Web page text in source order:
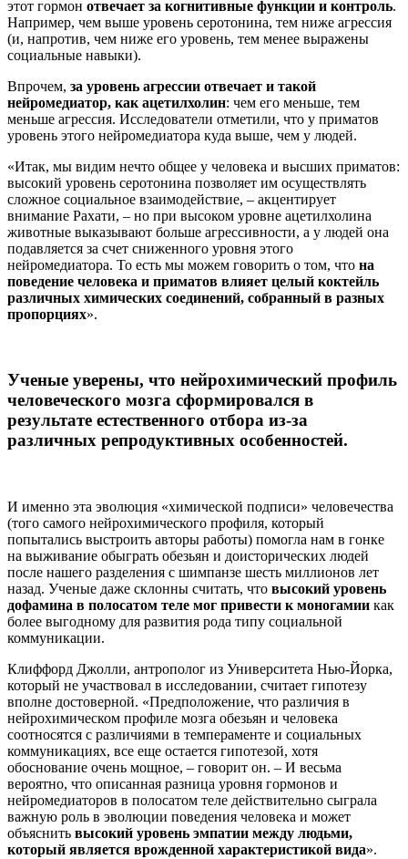
этот гормон отвечает за когнитивные функции и контроль.
Например, чем выше уровень серотонина, тем ниже агрессия
(и, напротив, чем ниже его уровень, тем менее выражены
социальные навыки).
Впрочем, за уровень агрессии отвечает и такой
нейромедиатор, как ацетилхолин: чем его меньше, тем
меньше агрессия. Исследователи отметили, что у приматов
уровень этого нейромедиатора куда выше, чем у людей.
«Итак, мы видим нечто общее у человека и высших приматов:
высокий уровень серотонина позволяет им осуществлять
сложное социальное взаимодействие, – акцентирует
внимание Рахати, – но при высоком уровне ацетилхолина
животные выказывают больше агрессивности, а у людей она
подавляется за счет сниженного уровня этого
нейромедиатора. То есть мы можем говорить о том, что на
поведение человека и приматов влияет целый коктейль
различных химических соединений, собранный в разных
пропорциях».
Ученые уверены, что нейрохимический профиль
человеческого мозга сформировался в
результате естественного отбора из-за
различных репродуктивных особенностей.
И именно эта эволюция «химической подписи» человечества
(того самого нейрохимического профиля, который
попытались выстроить авторы работы) помогла нам в гонке
на выживание обыграть обезьян и доисторических людей
после нашего разделения с шимпанзе шесть миллионов лет
назад. Ученые даже склонны считать, что высокий уровень
дофамина в полосатом теле мог привести к моногамии как
более выгодному для развития рода типу социальной
коммуникации.
Клиффорд Джолли, антрополог из Университета Нью-Йорка,
который не участвовал в исследовании, считает гипотезу
вполне достоверной. «Предположение, что различия в
нейрохимическом профиле мозга обезьян и человека
соотносятся с различиями в темпераменте и социальных
коммуникациях, все еще остается гипотезой, хотя
обоснование очень мощное, – говорит он. – И весьма
вероятно, что описанная разница уровня гормонов и
нейромедиаторов в полосатом теле действительно сыграла
важную роль в эволюции поведения человека и может
объяснить высокий уровень эмпатии между людьми,
который является врожденной характеристикой вида».